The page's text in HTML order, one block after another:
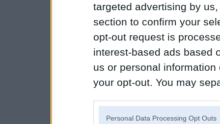
targeted advertising by
section to confirm your
opt-out request is
interest-based ads based
us or personal
your opt-out. You may
Personal Data Processing Opt Outs